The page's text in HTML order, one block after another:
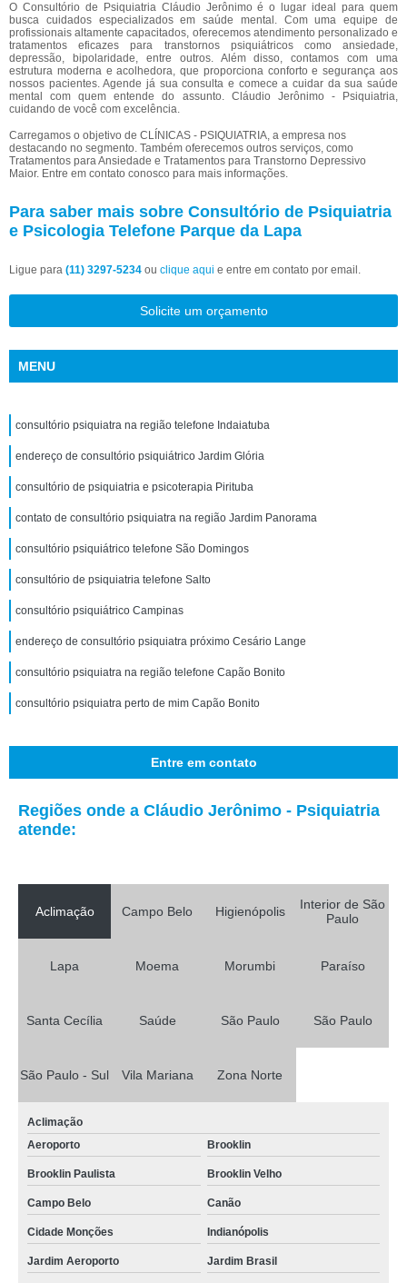
O Consultório de Psiquiatria Cláudio Jerônimo é o lugar ideal para quem
busca cuidados especializados em saúde mental. Com uma equipe de
profissionais altamente capacitados, oferecemos atendimento personalizado e
tratamentos eficazes para transtornos psiquiátricos como ansiedade,
depressão, bipolaridade, entre outros. Além disso, contamos com uma
estrutura moderna e acolhedora, que proporciona conforto e segurança aos
nossos pacientes. Agende já sua consulta e comece a cuidar da sua saúde
mental com quem entende do assunto. Cláudio Jerônimo - Psiquiatria,
cuidando de você com excelência.
Carregamos o objetivo de CLÍNICAS - PSIQUIATRIA, a empresa nos
destacando no segmento. Também oferecemos outros serviços, como
Tratamentos para Ansiedade e Tratamentos para Transtorno Depressivo
Maior. Entre em contato conosco para mais informações.
Para saber mais sobre Consultório de Psiquiatria
e Psicologia Telefone Parque da Lapa
Ligue para (11) 3297-5234 ou clique aqui e entre em contato por email.
Solicite um orçamento
MENU
consultório psiquiatra na região telefone Indaiatuba
endereço de consultório psiquiátrico Jardim Glória
consultório de psiquiatria e psicoterapia Pirituba
contato de consultório psiquiatra na região Jardim Panorama
consultório psiquiátrico telefone São Domingos
consultório de psiquiatria telefone Salto
consultório psiquiátrico Campinas
endereço de consultório psiquiatra próximo Cesário Lange
consultório psiquiatra na região telefone Capão Bonito
consultório psiquiatra perto de mim Capão Bonito
Entre em contato
Regiões onde a Cláudio Jerônimo - Psiquiatria
atende:
Aclimação Campo Belo Higienópolis
Interior de São
Paulo
Lapa Moema Morumbi Paraíso
Santa Cecília Saúde São Paulo São Paulo
São Paulo - Sul Vila Mariana Zona Norte
Aclimação
Aeroporto
Brooklin
Brooklin Paulista Brooklin Velho
Campo Belo Canão
Cidade Monções Indianópolis
Jardim Aeroporto Jardim Brasil